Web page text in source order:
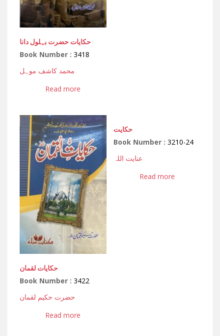
حکایات حضرت بہلول دانا
Book Number : 3418
محمد کاشف موہل
Read more
حکایات لقمان
Book Number : 3422
حضرت حکیم لقمان
Read more
حکایت
Book Number :3210-24
عنایت اللہ
Read more